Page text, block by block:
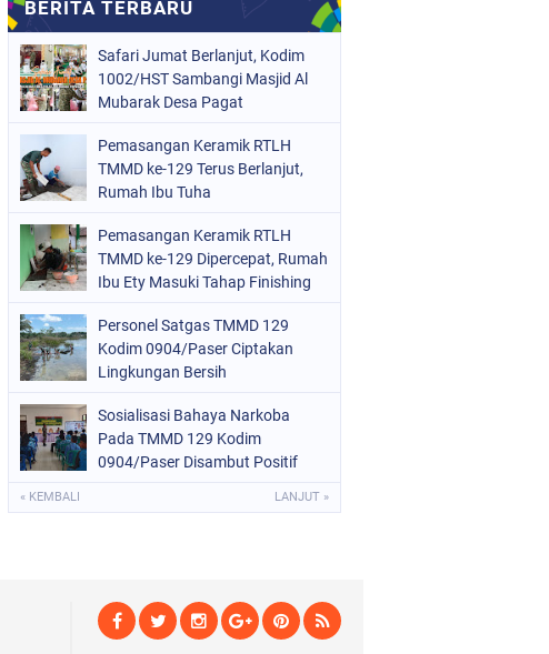
Safari Jumat Berlanjut, Kodim
1002/HST Sambangi Masjid Al
Mubarak Desa Pagat
Pemasangan Keramik RTLH
TMMD ke-129 Terus Berlanjut,
Rumah Ibu Tuha
Pemasangan Keramik RTLH
TMMD ke-129 Dipercepat, Rumah
Ibu Ety Masuki Tahap Finishing
Personel Satgas TMMD 129
Kodim 0904/Paser Ciptakan
Lingkungan Bersih
Sosialisasi Bahaya Narkoba
Pada TMMD 129 Kodim
0904/Paser Disambut Positif
« KEMBALI LANJUT »